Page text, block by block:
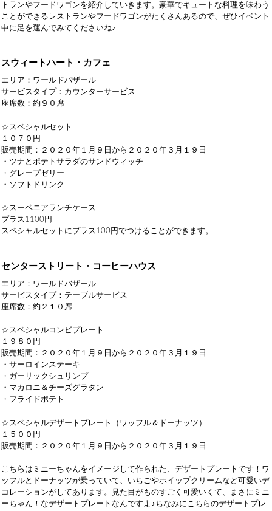
トランやフードワゴンを紹介していきます。豪華でキュートな料理を味わう
ことができるレストランやフードワゴンがたくさんあるので、ぜひイベント
中に足を運んでみてくださいね♪
スウィートハート・カフェ
エリア：ワールドバザール
サービスタイプ：カウンターサービス
座席数：約９０席
☆スペシャルセット
１０７０円
販売期間：２０２０年１月９日から２０２０年３月１９日
・ツナとポテトサラダのサンドウィッチ
・グレープゼリー
・ソフトドリンク
☆スーベニアランチケース
プラス1100円
スペシャルセットにプラス100円でつけることができます。
センターストリート・コーヒーハウス
エリア：ワールドバザール
サービスタイプ：テーブルサービス
座席数：約２１０席
☆スペシャルコンビプレート
１９８０円
販売期間：２０２０年１月９日から２０２０年３月１９日
・サーロインステーキ
・ガーリックシュリンプ
・マカロニ＆チーズグラタン
・フライドポテト
☆スペシャルデザートプレート（ワッフル＆ドーナッツ）
１５００円
販売期間：２０２０年１月９日から２０２０年３月１９日
こちらはミニーちゃんをイメージして作られた、デザートプレートです！ワ
ッフルとドーナッツが乗っていて、いちごやホイップクリームなど可愛いデ
コレーションがしてあります。見た目がものすごく可愛いくて、まさにミニ
ーちゃん！なデザートプレートなんですよ♪ちなみにこちらのデザートプレ